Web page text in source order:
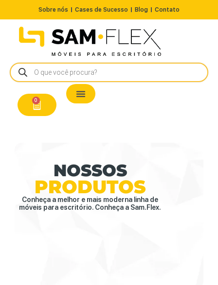
Sobre nós Cases de Sucesso Blog Contato
0
NOSSOS
PRODUTOS
Conheça a melhor e mais moderna linha de
móveis para escritório. Conheça a Sam.Flex.